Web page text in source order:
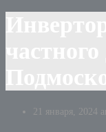
21 января, 2024